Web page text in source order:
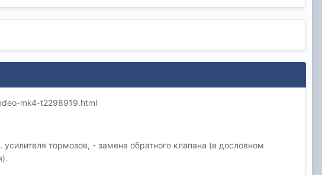
mk4-t2298919.html
тормозов, - замена обратного клапана (в дословном